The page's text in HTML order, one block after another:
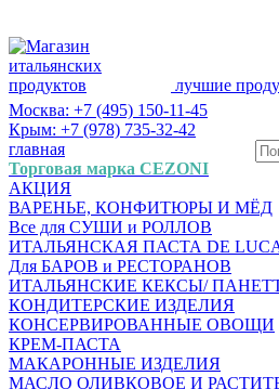
лучшие
Москва: +7 (495) 150-11-45
Крым: +7 (978) 735-32-42
главная
Торговая марка CEZONI
АКЦИЯ
ВАРЕНЬЕ, КОНФИТЮРЫ И МЁД
Все для СУШИ и РОЛЛОВ
ИТАЛЬЯНСКАЯ ПАСТА DE
Для БАРОВ и РЕСТОРАНОВ
ИТАЛЬЯНСКИЕ КЕКСЫ/
КОНДИТЕРСКИЕ ИЗДЕЛИЯ
КОНСЕРВИРОВАННЫЕ ОВОЩИ
КРЕМ-ПАСТА
МАКАРОННЫЕ ИЗДЕЛИЯ
МАСЛО ОЛИВКОВОЕ И